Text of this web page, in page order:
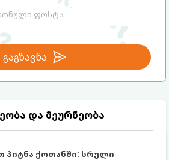
გაგზავნა
და მეურნეობა
პიტნა ქოთანში: სრული